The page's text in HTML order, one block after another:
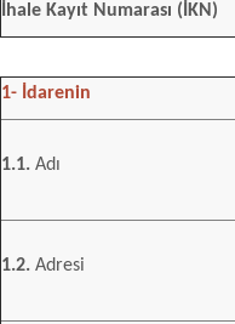
İhale Kayıt Numarası (İKN)
1- İdarenin
1.1. Adı
1.2. Adresi